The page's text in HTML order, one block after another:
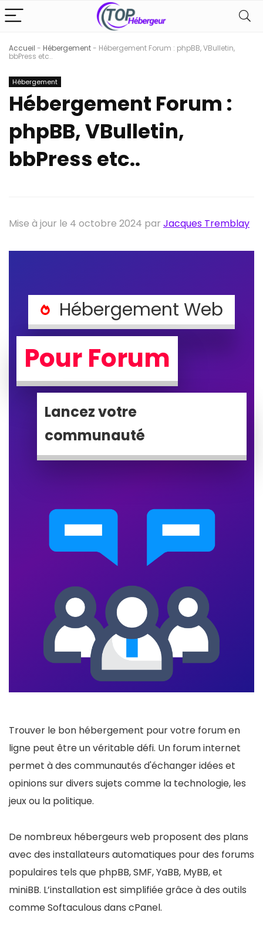
Accueil - Hébergement- Hébergement Forum : phpBB, VBulletin,
bbPress etc..
Hébergement
Hébergement Forum :
phpBB, VBulletin,
bbPress etc..
Mise à jour le 4 octobre 2024 par Jacques Tremblay
Hébergement Web
Pour Forum
Lancez votre
communauté
Trouver le bon hébergement pour votre forum en
ligne peut être un véritable défi. Un forum internet
permet à des communautés d'échanger idées et
opinions sur divers sujets comme la technologie, les
jeux ou la politique.
De nombreux hébergeurs web proposent des plans
avec des installateurs automatiques pour des forums
populaires tels que phpBB, SMF, YaBB, MyBB, et
miniBB. L’installation est simplifiée grâce à des outils
comme Softaculous dans cPanel.